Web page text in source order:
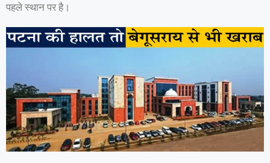
पहले स्थान पर है।